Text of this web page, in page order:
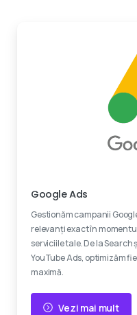
Google Ads
Gestionăm campanii
relevanți exact în
serviciile tale. De la Search
YouTube Ads, optimizăm
maximă.
Vezi mai mult